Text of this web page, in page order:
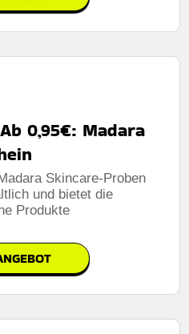
0,95€: Madara
Skincare-Proben
und bietet die
Produkte